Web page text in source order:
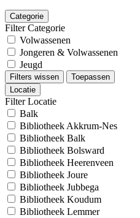
Categorie
Filter Categorie
Volwassenen
Jongeren & Volwassenen
Jeugd
Filters wissen
Toepassen
Locatie
Filter Locatie
Balk
Bibliotheek Akkrum-Nes
Bibliotheek Balk
Bibliotheek Bolsward
Bibliotheek Heerenveen
Bibliotheek Joure
Bibliotheek Jubbega
Bibliotheek Koudum
Bibliotheek Lemmer